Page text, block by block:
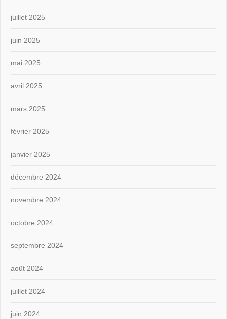
juillet 2025
juin 2025
mai 2025
avril 2025
mars 2025
février 2025
janvier 2025
décembre 2024
novembre 2024
octobre 2024
septembre 2024
août 2024
juillet 2024
juin 2024